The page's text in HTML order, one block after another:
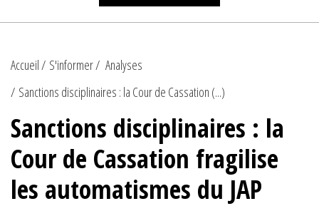
Accueil S'informer
Analyses
Sanctions disciplinaires : la Cour de Cassation (...)
Sanctions disciplinaires : la
Cour de Cassation fragilise
les automatismes du JAP